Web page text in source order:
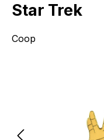
Star Trek
Coop